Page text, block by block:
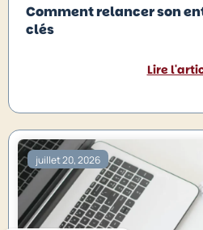
Comment relancer son
clés
Lire
juillet 20, 2026